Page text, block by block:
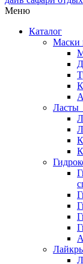
Меню
Каталог
Маски
Ласты